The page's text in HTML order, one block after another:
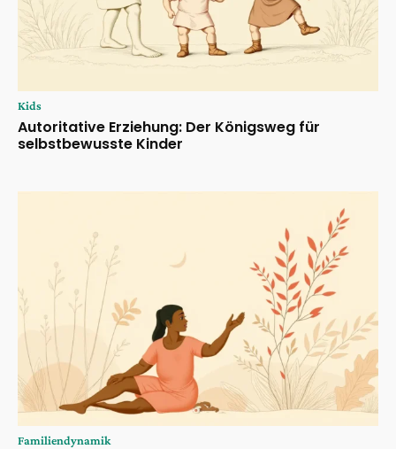
Kids
Autoritative Erziehung: Der Königsweg für
selbstbewusste Kinder
Familiendynamik